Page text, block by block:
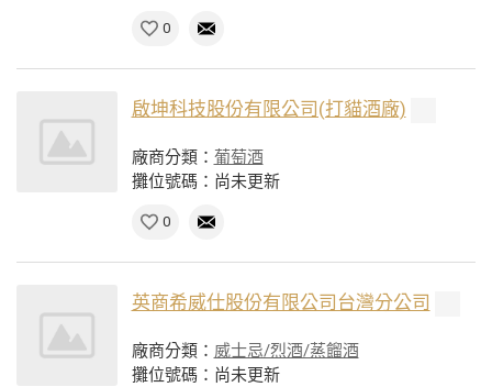
0
啟坤科技股份有限公司(打貓酒廠)
廠商分類： 葡萄酒
攤位號碼：尚未更新
0
英商希威仕股份有限公司台灣分公司
廠商分類： 威士忌/烈酒/蒸餾酒
攤位號碼：尚未更新